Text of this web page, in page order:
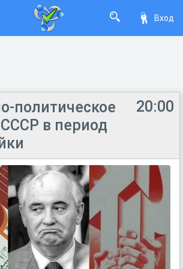
Вход
20:00
политическое
в период